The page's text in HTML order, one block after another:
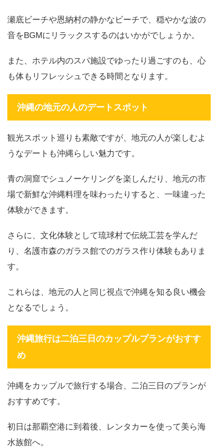
瀬底ビーチや恩納村の静かなビーチで、穏やかな波の
音をBGMにリラックスするのはいかがでしょうか。
また、ホテル内のスパ施設でゆったり過ごすのも、心
も体もリフレッシュできる時間となります。
沖縄の地元の人のデートスポット
観光スポット巡りも素敵ですが、地元の人が楽しむよ
うなデートも沖縄らしい魅力です。
青の洞窟でシュノーケリングを楽しんだり、地元の市
場で新鮮な沖縄料理を味わったりすると、一味違った
体験ができます。
さらに、文化体験として琉球村で伝統工芸を学んだ
り、名護市森のガラス館でのガラス作り体験もありま
す。
これらは、地元の人と同じ視点で沖縄を知る良い機会
となるでしょう。
沖縄旅行は二泊三日のカップルプランがおすす
め
沖縄をカップルで旅行する場合、二泊三日のプランが
おすすめです。
初日は那覇空港に到着後、レンタカーを使って美ら海
水族館へ。